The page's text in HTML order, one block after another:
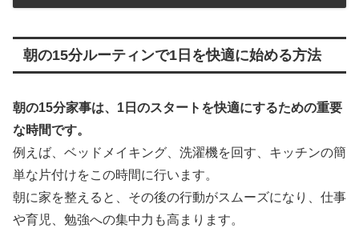
朝の15分ルーティンで1日を快適に始める方法
朝の15分家事は、1日のスタートを快適にするための重要
な時間です。
例えば、ベッドメイキング、洗濯機を回す、キッチンの簡
単な片付けをこの時間に行います。
朝に家を整えると、その後の行動がスムーズになり、仕事
や育児、勉強への集中力も高まります。